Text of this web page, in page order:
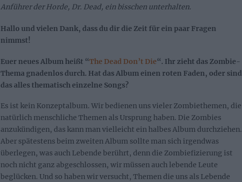
Anführer der Horde, Dr. Dead, ein bisschen unterhalten.
Hallo und vielen Dank, dass du dir die Zeit für ein paar Fragen
nimmst!
Euer neues Album heißt “The Dead Don’t Die“. Ihr zieht das Zombie-
Thema gnadenlos durch. Hat das Album einen roten Faden, oder sind
das alles thematisch einzelne Songs?
Es ist kein Konzeptalbum. Wir bedienen uns vieler Zombiethemen, die
natürlich menschliche Themen als Ursprung haben. Die Zombies
anzukündigen, das kann man vielleicht ein halbes Album durchziehen.
Aber spätestens beim zweiten Album sollte man sich irgendwas
überlegen, was auch Lebende berührt, denn die Zombiefizierung ist
noch nicht ganz abgeschlossen, wir müssen auch lebende Leute
beglücken. Und so haben wir versucht, Themen die uns als Lebende